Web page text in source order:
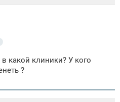
в какой клиники? У кого
?